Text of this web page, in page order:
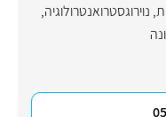
, נוירוגסטרואנטרולוגיה,